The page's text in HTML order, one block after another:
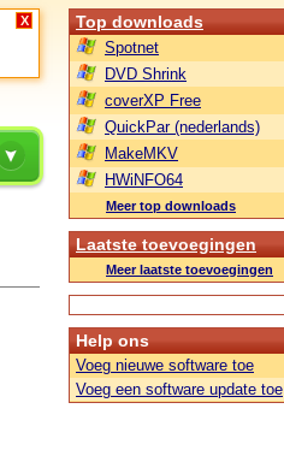
X Top downloads
Spotnet
DVD Shrink
coverXP Free
QuickPar (nederlands)
MakeMKV
HWiNFO64
Meer top downloads
Laatste toevoegingen
Meer laatste toevoegingen
Help ons
Voeg nieuwe software toe
Voeg een software update toe